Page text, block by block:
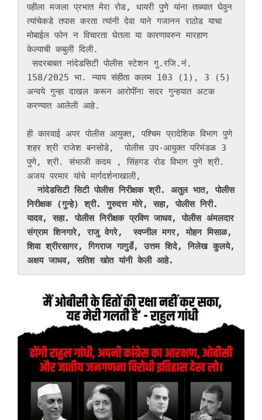
पहीला मजला प्रभात मेरा रोड, धायरी पुणे यांना ताब्यात घेवुन
त्यांचेकडे तपास करता त्यांनी देवा याने गजानन राठोड याचा
मोबाईल फोन न विचारता घेतला या कारणावरुन मारहाण
केल्याची कबुली दिली.
सदरबाबत नांदेडसिटी पोलीस स्टेशन गु.रजि.नं.
158/2025 भा. न्याय संहीता कलम 103 (1), 3 (5)
अन्वये गुन्हा दाखल करून आरोपींना सदर गुन्हयात अटक
करण्यात आलेली आहे.
ही कारवाई अपर पोलीस आयुक्त, पश्चिम प्रादेशिक विभाग पुणे
शहर श्री राजेश बनसोडे,  पोलीस उप-आयुक्त परिमंडळ 3
पुणे, श्री. संभाजी कदम , सिंहगड रोड विभाग पुणे श्री.
अजय परमार यांचे मार्गदर्शनाखाली,
नांदेडसिटी सिटी पोलीस निरीक्षक श्री. अतुल भात, पोलीस
निरीक्षक (गुन्हे) श्री. गुरुदत्त मोरे, सहा, पोलीस निरी.
यादव, सहा. पोलीस निरीक्षक प्रविण जाधव, पोलीस अंमलदार
संग्राम शिनगारे, राजु वेगरे,  स्वप्नील मगर, मोहन मिसाळ,
शिवा श्रीरसागर, गिगराज गागुर्डे, उत्तम शिदे, निलेख कुलये,
अक्षय जाधव, सतिश खोत यांनी केली आहे.